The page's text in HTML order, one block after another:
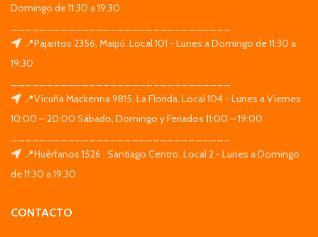
Domingo de 11:30 a 19:30
📍Pajaritos 2356, Maipú. Local 101 - Lunes a Domingo de 11:30 a
19:30
📍Vicuña Mackenna 9815, La Florida. Local 104 - Lunes a Viernes
10:00 – 20:00 Sábado, Domingo y Feriados 11:00 – 19:00
📍Huérfanos 1526 , Santiago Centro. Local 2 - Lunes a Domingo
de 11:30 a 19:30
CONTACTO